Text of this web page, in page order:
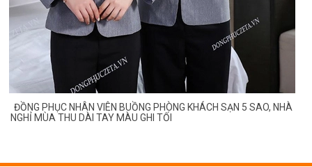
ĐỒNG PHỤC NHÂN VIÊN BUỒNG PHÒNG KHÁCH SẠN 5 SAO, NHÀ
NGHỈ MÙA THU DÀI TAY MÀU GHI TỐI